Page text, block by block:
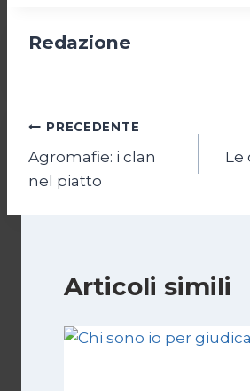
Redazione
Navigazione
articoli
PRECEDENTE
Agromafie: i clan
nel piatto
Le
Articoli simili